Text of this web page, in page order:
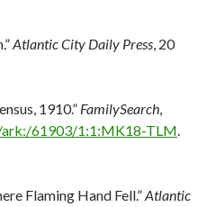
Atlantic City Daily Press, 20
1910.” FamilySearch,
61903/1:1:MK18-TLM.
Flaming Hand Fell.”Atlantic